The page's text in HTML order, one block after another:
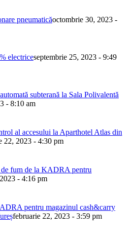
pneumaticăoctombrie 30, 2023 -
electriceseptembrie 25, 2023 - 9:49
subterană la Sala Polivalentă
- 8:10 am
al accesului la Aparthotel Atlas din
22, 2023 - 4:30 pm
de fum de la KADRA pentru
- 4:16 pm
pentru magazinul cash&carry
februarie 22, 2023 - 3:59 pm